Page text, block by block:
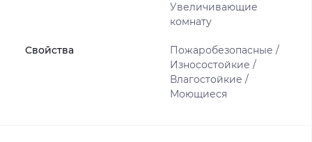
Увеличивающие
комнату
Свойства
Пожаробезопасные /
Износостойкие /
Влагостойкие /
Моющиеся